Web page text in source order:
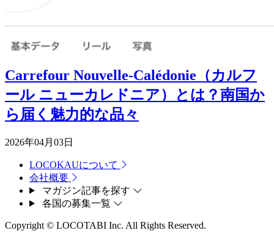
Carrefour Nouvelle-Calédonie（カルフ
ール ニューカレドニア）とは？南国か
ら届く魅力的な品々
2026年04月03日
LOCOKAUについて
会社概要
マガジン記事を探す
各国の募集一覧
Copyright © LOCOTABI Inc. All Rights Reserved.